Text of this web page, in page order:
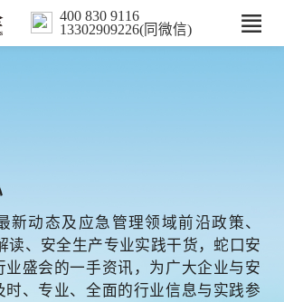
400 830 9116
13302909226(同微信)
新动态及应急管理领域前沿政策、
读、安全生产专业实践干货，蛇口安
业盛会的一手资讯，为广大企业与安
时、专业、全面的行业信息与实践参